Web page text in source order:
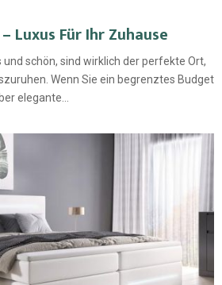
Luxus Für Ihr Zuhause
schön, sind wirklich der perfekte Ort,
Wenn Sie ein begrenztes Budget
elegante...